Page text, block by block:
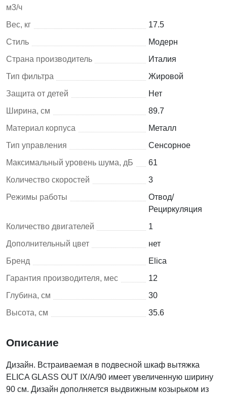
м3/ч
Вес, кг
17.5
Стиль
Модерн
Страна производитель
Италия
Тип фильтра
Жировой
Защита от детей
Нет
Ширина, см
89.7
Материал корпуса
Металл
Тип управления
Сенсорное
Максимальный уровень шума, дБ
61
Количество скоростей
3
Режимы работы
Отвод/
Рециркуляция
Количество двигателей
1
Дополнительный цвет
нет
Бренд
Elica
Гарантия производителя, мес
12
Глубина, см
30
Высота, см
35.6
Описание
Дизайн. Встраиваемая в подвесной шкаф вытяжка
ELICA GLASS OUT IX/A/90 имеет увеличенную ширину
90 см. Дизайн дополняется выдвижным козырьком из